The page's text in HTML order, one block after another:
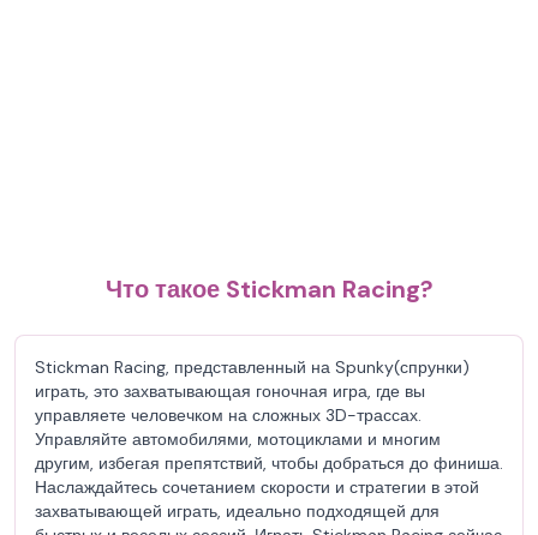
Что такое Stickman Racing?
Stickman Racing, представленный на Spunky(спрунки)
играть, это захватывающая гоночная игра, где вы
управляете человечком на сложных 3D-трассах.
Управляйте автомобилями, мотоциклами и многим
другим, избегая препятствий, чтобы добраться до финиша.
Наслаждайтесь сочетанием скорости и стратегии в этой
захватывающей играть, идеально подходящей для